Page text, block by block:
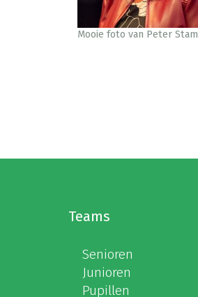
Mooie foto van Peter Stam
Teams
Senioren
Junioren
Pupillen